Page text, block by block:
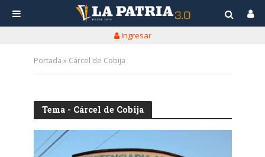
Ingresar
Portada » Cárcel de Cobija
Tema - Cárcel de Cobija